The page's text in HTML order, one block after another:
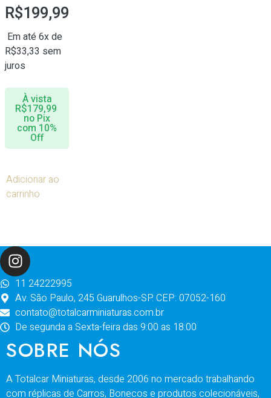
R$199,99
Em até 6x de
R$33,33 sem
juros
À vista
R$179,99
no Pix
com 10%
Off
Adicionar ao
carrinho
11 24222995
Av. São Paulo, 245 Guarulhos-SP. CEP: 07052-160
contato@totalcarminiaturas.com.br
De segunda a Sexta-feira das 9:00 as 18:00
SOBRE NÓS
A Totalcar Miniaturas, desde 2006 no mercado trabalhando
com réplicas de Carros, Bonecos e produtos colecionáveis,